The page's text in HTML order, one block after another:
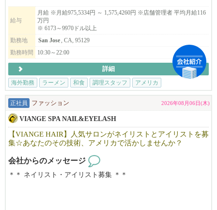
アメリカへ、世界進出のチャンスを掴みませんか？業務拡大に伴
い、米国で活躍する仲間を大募集します！⇨ ⇨
▶︎こんな方は、まずはご応募してみてください。
日本在住でアメリカでの飲食業の大成功を夢見ている方。米国在
住者で転職をお考えの方。
▶︎弊社の特徴
皆さんが年に1度は2週間程度の帰国やバケーションを楽しんでま
す！
「ええっ！そんなに休み取れるんですか？と驚かれる事も多いで
す。」（笑）
当社ブランドで働​く店舗管理者の平均年収は約1​,402万円（日本人
スタッフ平均月給​116.9万円）。
給与
月給 ※月給975,5334円 ～ 1,575,4260円 ※店舗管理者 平均月給116
万円
※ 6173～9970ドル以上
勤務地
San Jose , CA, 95129
勤務時間
10:30～22:00
詳細
海外勤務
ラーメン 和食 調理スタッフ アメリカ
正社員 ファッション 2026年08月06日(木)
VIANGE SPA NAIL&EYELASH
【VIANGE HAIR】人気サロンがネイリストとアイリストを募
集☆あなたのその技術、アメリカで活かしませんか？
会社からのメッセージ
＊＊ ネイリスト・アイリスト募集 ＊＊